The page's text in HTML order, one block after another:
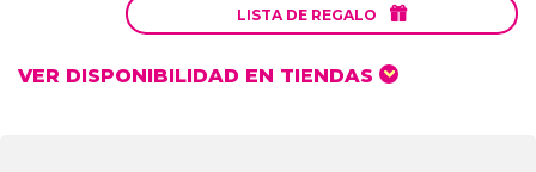
LISTA DE REGALO 
VER DISPONIBILIDAD EN TIENDAS